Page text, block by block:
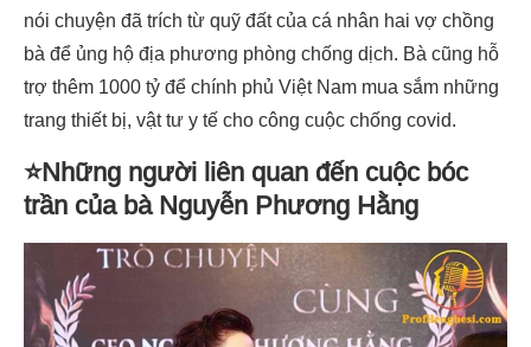
nói chuyện đã trích từ quỹ đất của cá nhân hai vợ chồng
bà để ủng hộ địa phương phòng chống dịch. Bà cũng hỗ
trợ thêm 1000 tỷ để chính phủ Việt Nam mua sắm những
trang thiết bị, vật tư y tế cho công cuộc chống covid.
⭐Những người liên quan đến cuộc bóc
trần của bà Nguyễn Phương Hằng